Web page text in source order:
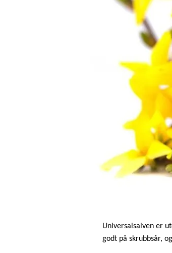
Universalsalven er
godt på skrubbsår,